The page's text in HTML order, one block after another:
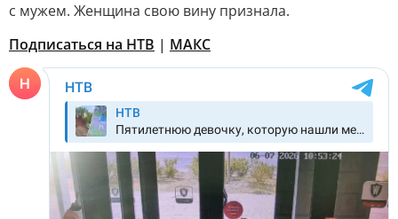
с мужем. Женщина свою вину признала.
Подписаться на НТВ | МАКС